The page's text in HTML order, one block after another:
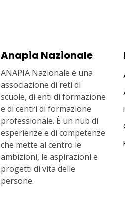
Anapia Nazionale
ANAPIA Nazionale è una
associazione di reti di
scuole, di enti di formazione
e di centri di formazione
professionale. È un hub di
esperienze e di competenze
che mette al centro le
ambizioni, le aspirazioni e
progetti di vita delle
persone.